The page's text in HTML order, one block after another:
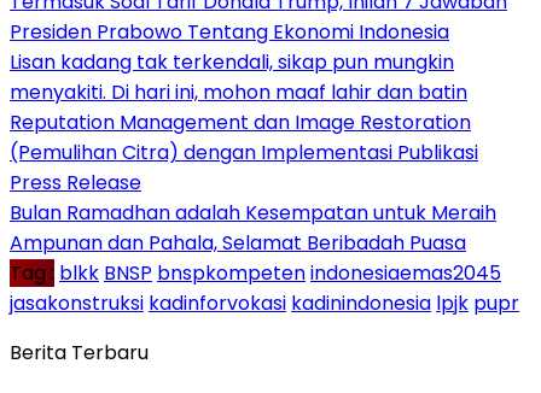
Presiden Prabowo Tentang Ekonomi Indonesia
Lisan kadang tak terkendali, sikap pun mungkin
menyakiti. Di hari ini, mohon maaf lahir dan batin
Reputation Management dan Image Restoration
(Pemulihan Citra) dengan Implementasi Publikasi
Press Release
Bulan Ramadhan adalah Kesempatan untuk Meraih
Ampunan dan Pahala, Selamat Beribadah Puasa
Tag : blkk BNSP bnspkompetenindonesiaemas2045
jasakonstruksi kadinforvokasi kadinindonesia lpjk pupr
Berita Terbaru